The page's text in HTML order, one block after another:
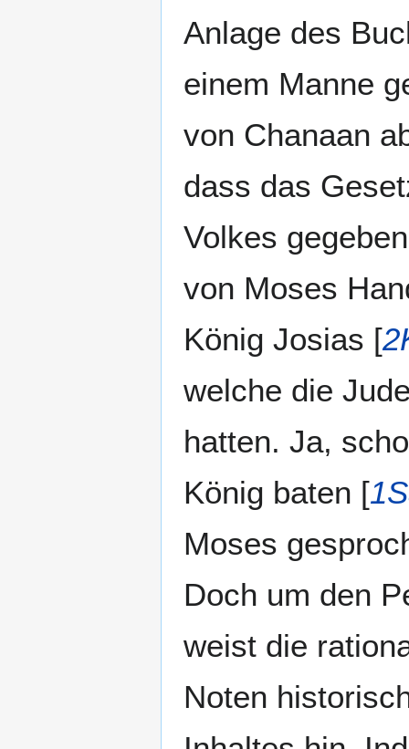
Anlage des
einem Manne
von Chanaan
dass das
Volkes
von Moses
König Josias [
welche die
hatten. Ja,
König baten [
Moses
Doch um den
weist die
Noten